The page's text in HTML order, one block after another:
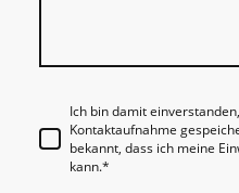
Ich bin damit
Kontaktaufnahme
bekannt, dass ich meine
kann.*